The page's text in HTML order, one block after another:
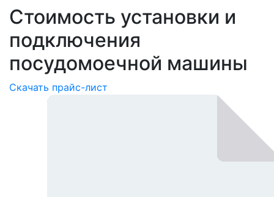
Стоимость установки и
подключения
посудомоечной машины
Скачать прайс-лист